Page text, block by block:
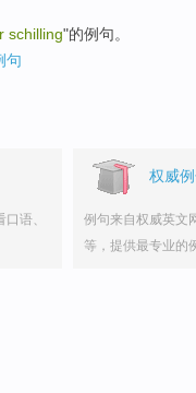
schilling"的例句。
句
语、
权威
例句来自权威英文
等，提供最专业的